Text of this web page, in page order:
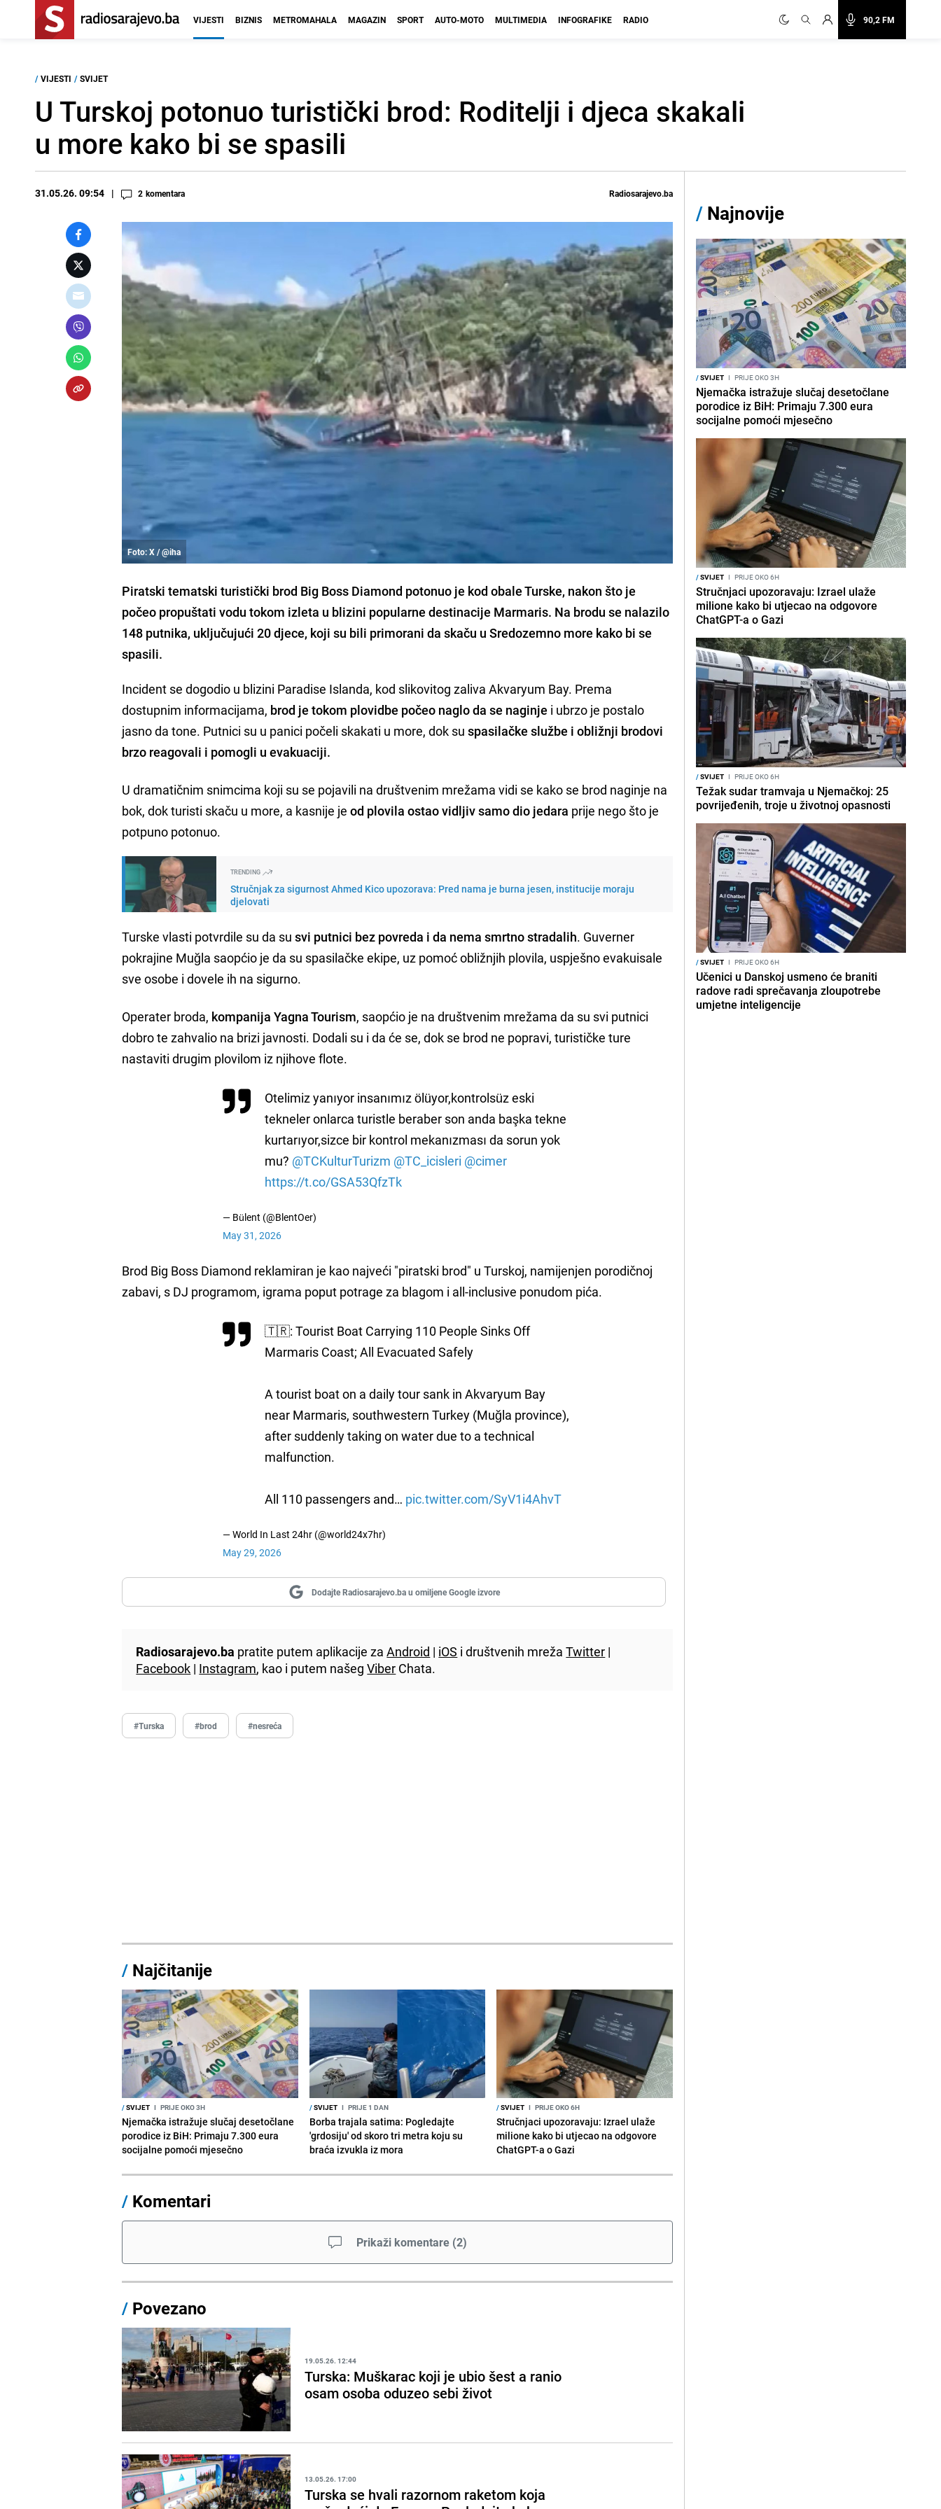
90,2 FM
VIJESTI BIZNIS METROMAHALA MAGAZIN SPORT AUTO-MOTO MULTIMEDIA INFOGRAFIKE RADIO
/ VIJESTI / SVIJET
U Turskoj potonuo turistički brod: Roditelji i djeca skakali
u more kako bi se spasili
31.05.26. 09:54 2 komentara Radiosarajevo.ba
Foto: X / @iha
Piratski tematski turistički brod Big Boss Diamond potonuo je kod obale Turske, nakon što je
počeo propuštati vodu tokom izleta u blizini popularne destinacije Marmaris. Na brodu se nalazilo
148 putnika, uključujući 20 djece, koji su bili primorani da skaču u Sredozemno more kako bi se
spasili.
Incident se dogodio u blizini Paradise Islanda, kod slikovitog zaliva Akvaryum Bay. Prema
dostupnim informacijama, brod je tokom plovidbe počeo naglo da se naginje i ubrzo je postalo
jasno da tone. Putnici su u panici počeli skakati u more, dok suspasilačke službe i obližnji brodovi
brzo reagovali i pomogli u evakuaciji.
U dramatičnim snimcima koji su se pojavili na društvenim mrežama vidi se kako se brod naginje na
bok, dok turisti skaču u more, a kasnije jeod plovila ostao vidljiv samo dio jedara prije nego što je
potpuno potonuo.
TRENDING
Stručnjak za sigurnost Ahmed Kico upozorava: Pred nama je burna jesen, institucije moraju
djelovati
Turske vlasti potvrdile su da susvi putnici bez povreda i da nema smrtno stradalih. Guverner
pokrajine Muğla saopćio je da su spasilačke ekipe, uz pomoć obližnjih plovila, uspješno evakuisale
sve osobe i dovele ih na sigurno.
Operater broda, kompanija Yagna Tourism, saopćio je na društvenim mrežama da su svi putnici
dobro te zahvalio na brizi javnosti. Dodali su i da će se, dok se brod ne popravi, turističke ture
nastaviti drugim plovilom iz njihove flote.
Otelimiz yanıyor insanımız ölüyor,kontrolsüz eski
tekneler onlarca turistle beraber son anda başka tekne
kurtarıyor,sizce bir kontrol mekanızması da sorun yok
mu? @TCKulturTurizm @TC_icisleri @cimer
https://t.co/GSA53QfzTk
— Bülent (@BlentOer)
May 31, 2026
Brod Big Boss Diamond reklamiran je kao najveći "piratski brod" u Turskoj, namijenjen porodičnoj
zabavi, s DJ programom, igrama poput potrage za blagom i all-inclusive ponudom pića.
🇹🇷: Tourist Boat Carrying 110 People Sinks Off
Marmaris Coast; All Evacuated Safely
A tourist boat on a daily tour sank in Akvaryum Bay
near Marmaris, southwestern Turkey (Muğla province),
after suddenly taking on water due to a technical
malfunction.
All 110 passengers and… pic.twitter.com/SyV1i4AhvT
— World In Last 24hr (@world24x7hr)
May 29, 2026
Dodajte Radiosarajevo.ba u omiljene Google izvore
Radiosarajevo.ba pratite putem aplikacije zaAndroid | iOS i društvenih mrežaTwitter |
Facebook | Instagram, kao i putem našegViber Chata.
#Turska #brod #nesreća
/ Najčitanije
/SVIJET I PRIJE OKO 3H
Njemačka istražuje slučaj desetočlane
porodice iz BiH: Primaju 7.300 eura
socijalne pomoći mjesečno
/SVIJET I PRIJE 1 DAN
Borba trajala satima: Pogledajte
'grdosiju' od skoro tri metra koju su
braća izvukla iz mora
/SVIJET I PRIJE OKO 6H
Stručnjaci upozoravaju: Izrael ulaže
milione kako bi utjecao na odgovore
ChatGPT-a o Gazi
/ Komentari
Prikaži komentare (2)
/ Povezano
19.05.26. 12:44
Turska: Muškarac koji je ubio šest a ranio
osam osoba oduzeo sebi život
13.05.26. 17:00
Turska se hvali razornom raketom koja
/ Najnovije
/SVIJET I PRIJE OKO 3H
Njemačka istražuje slučaj desetočlane
porodice iz BiH: Primaju 7.300 eura
socijalne pomoći mjesečno
/SVIJET I PRIJE OKO 6H
Stručnjaci upozoravaju: Izrael ulaže
milione kako bi utjecao na odgovore
ChatGPT-a o Gazi
/SVIJET I PRIJE OKO 6H
Težak sudar tramvaja u Njemačkoj: 25
povrijeđenih, troje u životnoj opasnosti
/SVIJET I PRIJE OKO 6H
Učenici u Danskoj usmeno će braniti
radove radi sprečavanja zloupotrebe
umjetne inteligencije